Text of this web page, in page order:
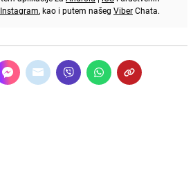
Instagram, kao i putem našeg ViberChata.